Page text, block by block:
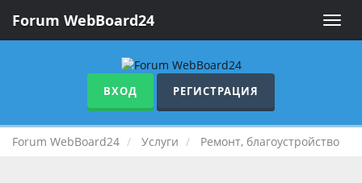
Toggle
Forum WebBoard24
ВХОД РЕГИСТРАЦИЯ
Forum WebBoard24 Услуги Ремонт, благоустройство